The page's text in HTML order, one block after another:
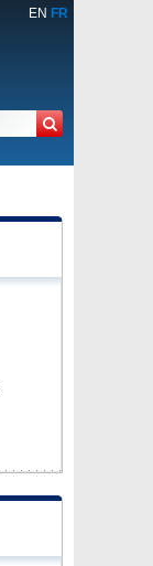
EN FR